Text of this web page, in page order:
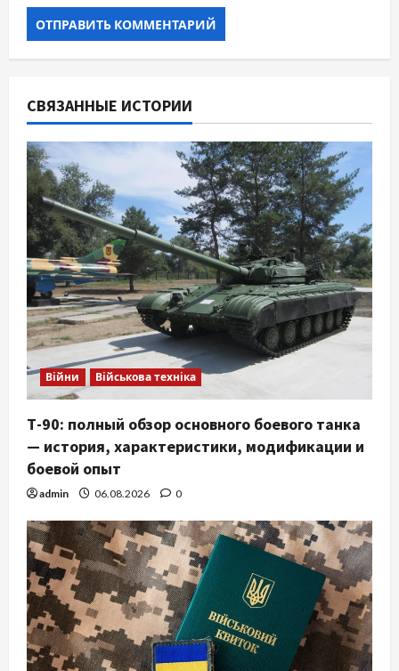
СВЯЗАННЫЕ ИСТОРИИ
Війни Військова техніка
Т-90: полный обзор основного боевого танка
— история, характеристики, модификации и
боевой опыт
admin 06.08.2026 0